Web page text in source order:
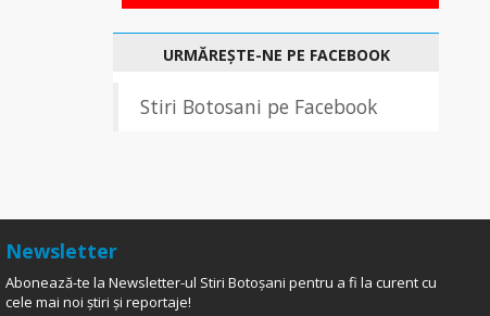
URMĂREȘTE-NE PE FACEBOOK
Stiri Botosani pe Facebook
Newsletter
Abonează-te la Newsletter-ul Stiri Botoșani pentru a fi la curent cu
cele mai noi știri și reportaje!